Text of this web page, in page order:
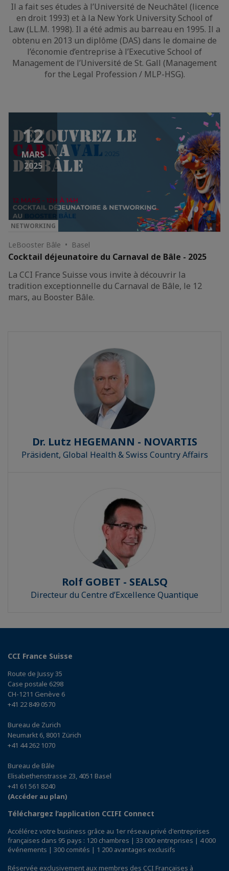
Il a fait ses études à l’Université de Neuchâtel (licence
en droit 1993) et à la New York University School of
Law (LL.M. 1998). Il a été admis au barreau en 1995. Il a
obtenu en 2013 un diplôme (DAS) dans le domaine de
l’économie d’entreprise à l’Executive School of
Management de l’Université de St. Gall (Management
for the Legal Profession / MLP-HSG).
12
MARS
2025
NETWORKING
LeBooster Bâle • Basel
Cocktail déjeunatoire du Carnaval de Bâle - 2025
La CCI France Suisse vous invite à découvrir la
tradition exceptionnelle du Carnaval de Bâle, le 12
mars, au Booster Bâle.
Dr. Lutz HEGEMANN - NOVARTIS
Präsident, Global Health & Swiss Country Affairs
Rolf GOBET - SEALSQ
Directeur du Centre d’Excellence Quantique
CCI France Suisse
Route de Jussy 35
Case postale 6298
CH-1211 Genève 6
+41 22 849 0570
Bureau de Zurich
Neumarkt 6, 8001 Zürich
+41 44 262 1070
Bureau de Bâle
Elisabethenstrasse 23, 4051 Basel
+41 61 561 8240
(Accéder au plan)
Téléchargez l’application CCIFI Connect
Accélérez votre business grâce au 1er réseau privé d'entreprises
françaises dans 95 pays : 120 chambres | 33 000 entreprises | 4 000
événements | 300 comités | 1 200 avantages exclusifs
Réservée exclusivement aux membres des CCI Françaises à